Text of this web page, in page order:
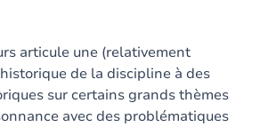
articule une (relativement
de la discipline à des
sur certains grands thèmes
avec des problématiques